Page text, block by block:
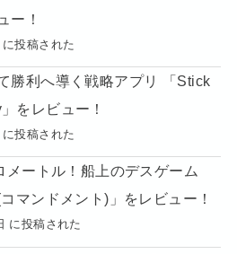
ー！
投稿された
勝利へ導く戦略アプリ 「Stick
をレビュー！
投稿された
メートル！船上のデスゲーム
コマンドメント)」をレビュー！
に投稿された